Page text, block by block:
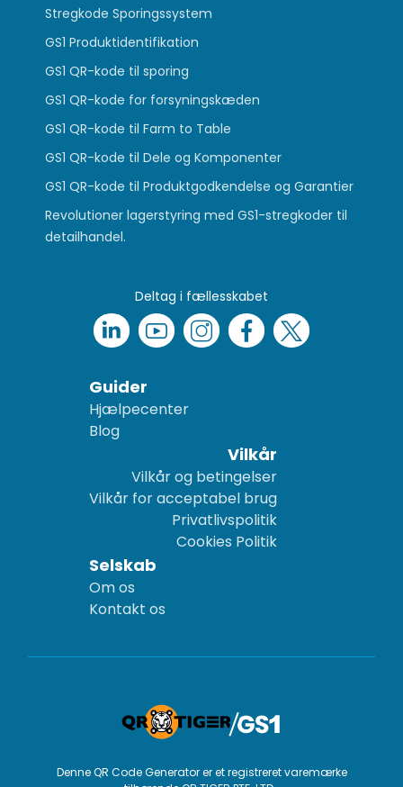
Stregkode Sporingssystem
GS1 Produktidentifikation
GS1 QR-kode til sporing
GS1 QR-kode for forsyningskæden
GS1 QR-kode til Farm to Table
GS1 QR-kode til Dele og Komponenter
GS1 QR-kode til Produktgodkendelse og Garantier
Revolutioner lagerstyring med GS1-stregkoder til
detailhandel.
Deltag i fællesskabet
Guider
Hjælpecenter
Blog
Vilkår
Vilkår og betingelser
Vilkår for acceptabel brug
Privatlivspolitik
Cookies Politik
Selskab
Om os
Kontakt os
Denne QR Code Generator er et registreret varemærke